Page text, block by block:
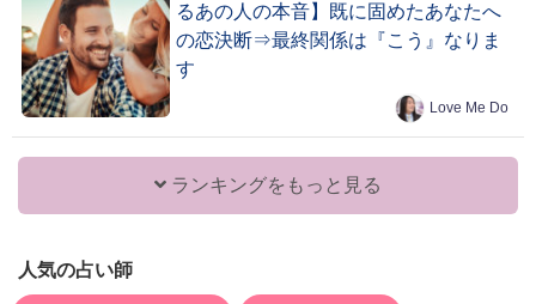
るあの人の本音】既に固めたあなたへ
の恋決断⇒最終関係は『こう』なりま
す
Love Me Do
ランキングをもっと見る
人気の占い師